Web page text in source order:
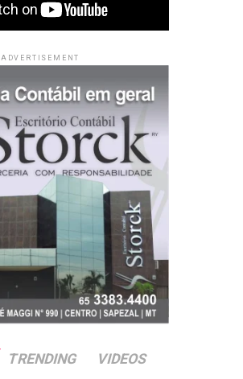
ADVERTISEMENT
TRENDING VIDEOS